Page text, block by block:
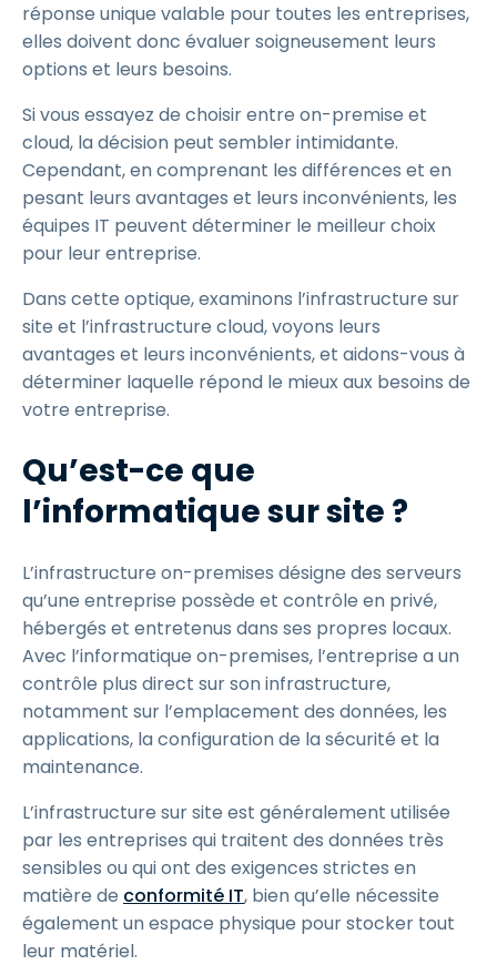
réponse unique valable pour toutes les entreprises,
elles doivent donc évaluer soigneusement leurs
options et leurs besoins.
Si vous essayez de choisir entre on-premise et
cloud, la décision peut sembler intimidante.
Cependant, en comprenant les différences et en
pesant leurs avantages et leurs inconvénients, les
équipes IT peuvent déterminer le meilleur choix
pour leur entreprise.
Dans cette optique, examinons l’infrastructure sur
site et l’infrastructure cloud, voyons leurs
avantages et leurs inconvénients, et aidons-vous à
déterminer laquelle répond le mieux aux besoins de
votre entreprise.
Qu’est-ce que
l’informatique sur site ?
L’infrastructure on-premises désigne des serveurs
qu’une entreprise possède et contrôle en privé,
hébergés et entretenus dans ses propres locaux.
Avec l’informatique on-premises, l’entreprise a un
contrôle plus direct sur son infrastructure,
notamment sur l’emplacement des données, les
applications, la configuration de la sécurité et la
maintenance.
L’infrastructure sur site est généralement utilisée
par les entreprises qui traitent des données très
sensibles ou qui ont des exigences strictes en
matière de conformité IT, bien qu’elle nécessite
également un espace physique pour stocker tout
leur matériel.